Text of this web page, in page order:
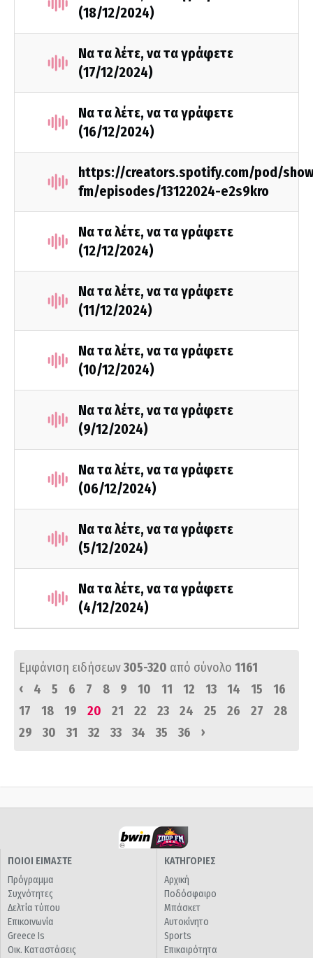
(18/12/2024)
Να τα λέτε, να τα γράφετε
(17/12/2024)
Να τα λέτε, να τα γράφετε
(16/12/2024)
https://creators.spotify.com/pod/
fm/episodes/13122024-e2s9kro
Να τα λέτε, να τα γράφετε
(12/12/2024)
Να τα λέτε, να τα γράφετε
(11/12/2024)
Να τα λέτε, να τα γράφετε
(10/12/2024)
Να τα λέτε, να τα γράφετε
(9/12/2024)
Να τα λέτε, να τα γράφετε
(06/12/2024)
Να τα λέτε, να τα γράφετε
(5/12/2024)
Να τα λέτε, να τα γράφετε
(4/12/2024)
Εμφάνιση ειδήσεων305-320 από σύνολο 1161
‹
4 5 6 7 8 9 10 11 12 13 14 15
16
17
18 19 20 21 22 23 24 25 26 27
28
29
30 31 32 33 34 35 36 ›
ΠΟΙΟΙ ΕΙΜΑΣΤΕ
Πρόγραμμα
Συχνότητες
Δελτία τύπου
Επικοινωνία
Greece Is
Οικ. Καταστάσεις
ΚΑΤΗΓΟΡΙΕΣ
Αρχική
Ποδόσφαιρο
Μπάσκετ
Αυτοκίνητο
Sports
Επικαιρότητα